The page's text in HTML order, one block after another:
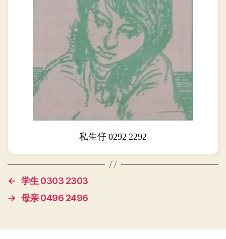
私生仔 0292 2292
← 学生 0303 2303
→ 母亲 0496 2496